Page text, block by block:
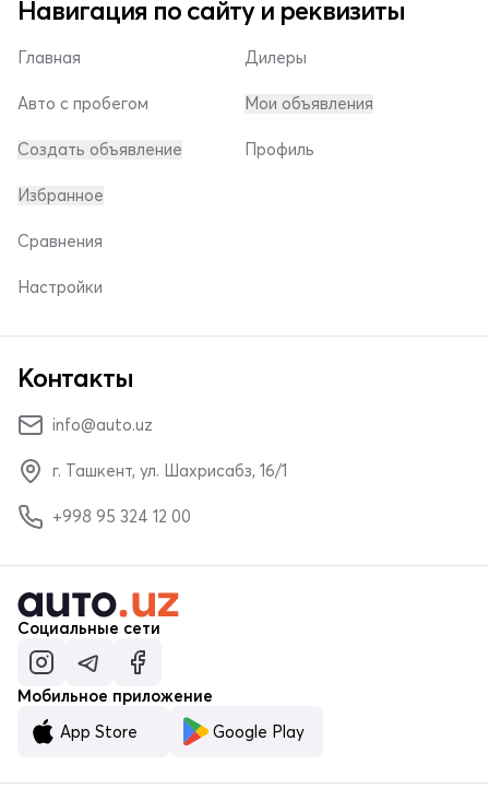
Навигация по сайту и реквизиты
Главная
Авто с пробегом
Создать объявление
Дилеры
Мои объявления
Профиль
Избранное
Сравнения
Настройки
Контакты
info@auto.uz
г. Ташкент, ул. Шахрисабз, 16/1
+998 95 324 12 00
Социальные сети
Мобильное приложение
App Store
Google Play